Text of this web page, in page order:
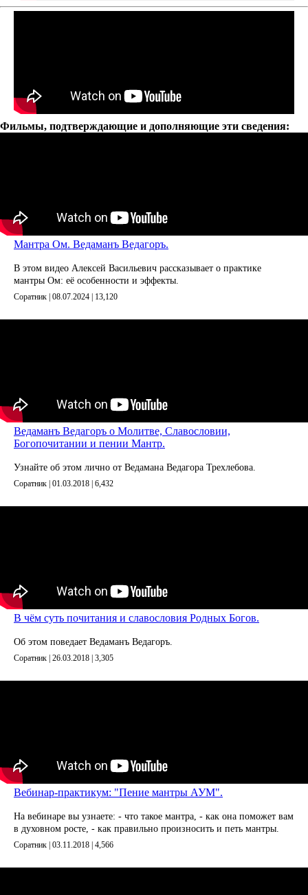
Фильмы, подтверждающие и дополняющие эти сведения:
Мантра Ом. Ведаманъ Ведагоръ.
В этом видео Алексей Васильевич рассказывает о практике
мантры Ом: её особенности и эффекты.
Соратник | 08.07.2024 | 13,120
Ведаманъ Ведагоръ о Молитве, Славословии,
Богопочитании и пении Мантр.
Узнайте об этом лично от Ведамана Ведагора Трехлебова.
Соратник | 01.03.2018 | 6,432
В чём суть почитания и славословия Родных Богов.
Об этом поведает Ведаманъ Ведагоръ.
Соратник | 26.03.2018 | 3,305
Вебинар-практикум: "Пение мантры АУМ".
На вебинаре вы узнаете: - что такое мантра, - как она поможет вам
в духовном росте, - как правильно произносить и петь мантры.
Соратник | 03.11.2018 | 4,566